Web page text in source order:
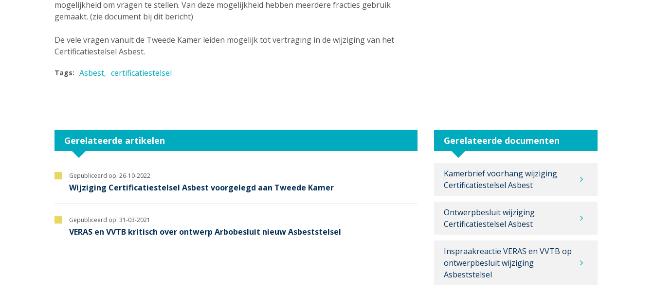
mogelijkheid om vragen te stellen. Van deze mogelijkheid hebben meerdere fracties gebruik
gemaakt. (zie document bij dit bericht)
De vele vragen vanuit de Tweede Kamer leiden mogelijk tot vertraging in de wijziging van het
Certificatiestelsel Asbest.
Tags: Asbest certificatiestelsel
Gerelateerde artikelen
Gepubliceerd op: 26-10-2022
Wijziging Certificatiestelsel Asbest voorgelegd aan Tweede Kamer
Gepubliceerd op: 31-03-2021
VERAS en VVTB kritisch over ontwerp Arbobesluit nieuw Asbeststelsel
Gerelateerde documenten
Kamerbrief voorhang wijziging
Certificatiestelsel Asbest
Ontwerpbesluit wijziging
Certificatiestelsel Asbest
Inspraakreactie VERAS en VVTB op
ontwerpbesluit wijziging
Asbeststelsel